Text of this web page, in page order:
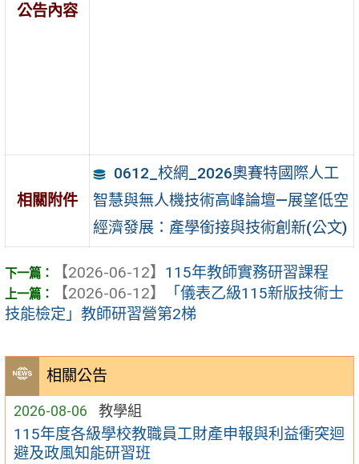
相關公告
2026-08-06 教學組
115年度各級學校教職員工財產申報與利益衝突迴
避及政風知能研習班
公告內容
相關附件
0612_校網_2026奧賽特國際人工
智慧與無人機技術高峰論壇—展望低空
經濟發展：產學銜接與技術創新(公文)
【2026-06-12】 115年教師實務研習課程
【2026-06-12】
「儀表乙級115新版技術士
技能檢定」教師研習營第2梯